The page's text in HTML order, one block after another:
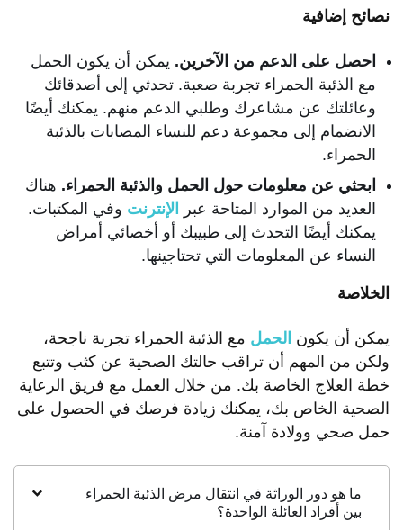
نصائح إضافية
احصل على الدعم من الآخرين. يمكن أن يكون الحمل
مع الذئبة الحمراء تجربة صعبة. تحدثي إلى أصدقائك
وعائلتك عن مشاعرك وطلبي الدعم منهم. يمكنك أيضًا
الانضمام إلى مجموعة دعم للنساء المصابات بالذئبة
الحمراء.
ابحثي عن معلومات حول الحمل والذئبة الحمراء. هناك
العديد من الموارد المتاحة عبر
الإنترنت وفي المكتبات.
يمكنك أيضًا التحدث إلى طبيبك أو أخصائي أمراض
النساء عن المعلومات التي تحتاجينها.
الخلاصة
يمكن أن يكون الحمل مع الذئبة الحمراء تجربة ناجحة،
ولكن من المهم أن تراقب حالتك الصحية عن كثب وتتبع
خطة العلاج الخاصة بك. من خلال العمل مع فريق الرعاية
الصحية الخاص بك، يمكنك زيادة فرصك في الحصول على
حمل صحي وولادة آمنة.
ما هو دور الوراثة في انتقال مرض الذئبة الحمراء
بين أفراد العائلة الواحدة؟